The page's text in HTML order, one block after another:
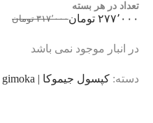
تعداد در هر بسته
۳۱۷٬۰۰۰ تومان
قیمت
۳۱۷٬۰۰۰ تومان
۲۷۷٬۰۰۰ تومانقیمت
۲۷۷٬۰۰۰ تومان.
در انبار موجود نمی باشد
دسته: کپسول جیموکا | gimoka